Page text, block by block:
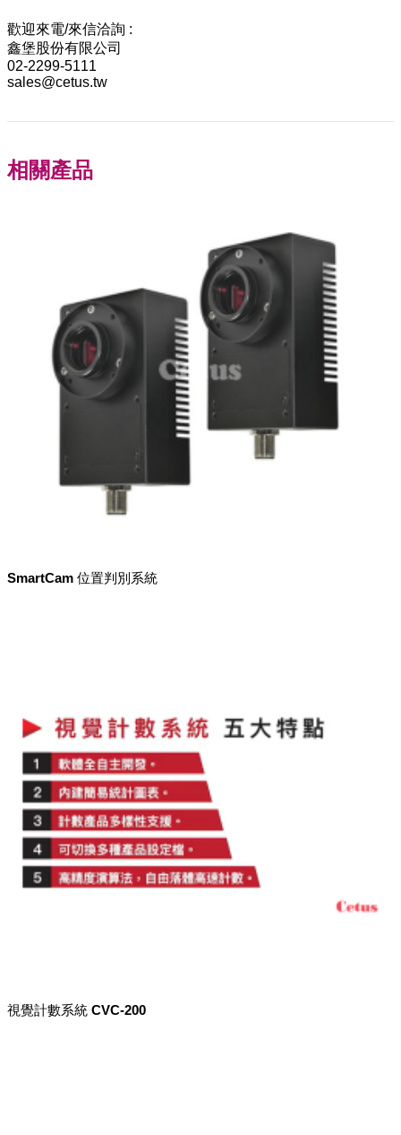
歡迎來電/來信洽詢 :
鑫堡股份有限公司
02-2299-5111
sales@cetus.tw
相關產品
SmartCam 位置判別系統
視覺計數系統 CVC-200